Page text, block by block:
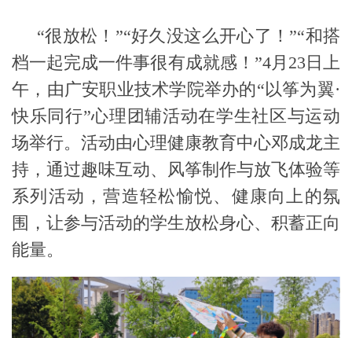
“很放松 ！ ”“好久没这么开心了 ！ ”“和搭
档一起完成一件事很有成就感 ！ ”4月 23日上
午， 由广安职业技术学院举办的“以筝为翼·
快乐同行”心理团辅活动在学生社区与运动
场举行。 活动由心理健康教育中心邓成龙主
持， 通过趣味互动、 风筝制作与放飞体验等
系列活动 ，营造轻松愉悦、 健康向上的氛
围 ， 让参与活动的学生放松身心、积蓄正向
能量。